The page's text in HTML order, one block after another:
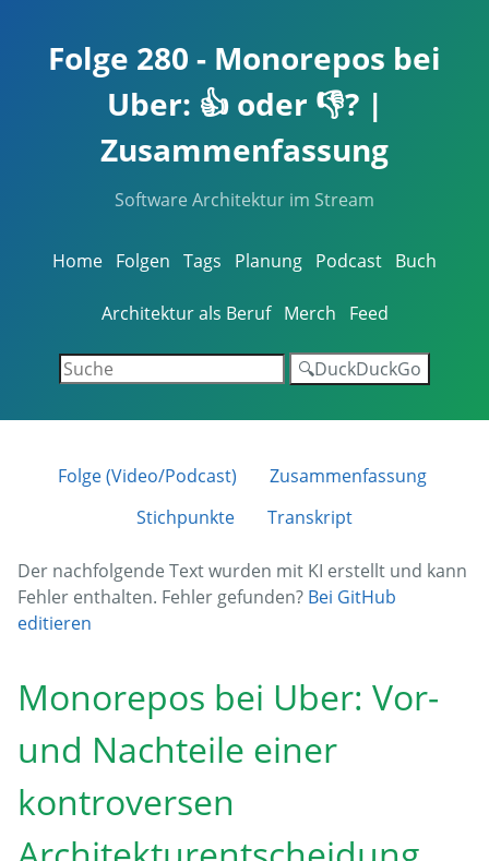
Folge 280 - Monorepos bei
Uber: 👍 oder 👎? |
Zusammenfassung
Software Architektur im Stream
Home Folgen Tags Planung Podcast Buch
Architektur als Beruf Merch Feed
🔍DuckDuckGo
Folge (Video/Podcast)
Zusammenfassung
Stichpunkte
Transkript
Der nachfolgende Text wurden mit KI erstellt und kann
Fehler enthalten. Fehler gefunden? Bei GitHub
editieren
Monorepos bei Uber: Vor-
und Nachteile einer
kontroversen